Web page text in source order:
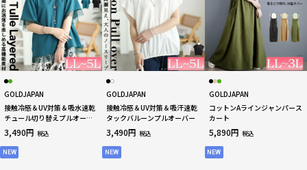
GOLDJAPAN
接触冷感＆UV対策＆吸水速乾
チュール切り替えプルオーバ
ー
3,490円 税込
NEW
GOLDJAPAN
接触冷感＆UV対策＆吸汗速乾
タックバルーンプルオーバー
3,490円 税込
NEW
GOLDJAPAN
コットンAラインジャンパース
カート
5,890円 税込
NEW